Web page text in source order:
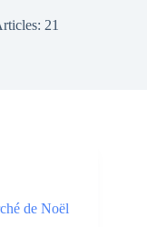
21
de Noël